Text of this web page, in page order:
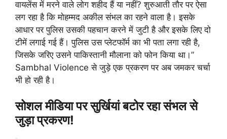
वायलेंस में मरने वाले लोग शहीद हैं या नहीं? शुरुआती तौर पर ऐसा
लग रहा है कि मोहम्मद अकील संभल का रहने वाला है। इसके
आधार पर पुलिस उसकी पहचान करने में जुटी है और इसके लिए दो
टीमें लगाई गई हैं। पुलिस उस प्लेटफॉर्म का भी पता लगा रही है,
जिसके जरिए उसने पाकिस्तानी मौलाना को फोन किया था।”
Sambhal Violence से जुड़े एक प्रकरण पर अब जमकर चर्चा
भी हो रही है।
सोशल मीडिया पर सुर्खियां बटोर रहा संभल से
जुड़ा प्रकरण!